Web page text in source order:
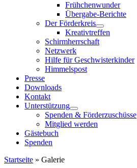
Frühchenwunder
Übergabe-Berichte
Der Förderkreis
Kreativtreffen
Schirmherrschaft
Netzwerk
Hilfe für Geschwisterkinder
Himmelspost
Presse
Downloads
Kontakt
Unterstützung
Spenden & Förderzuschüsse
Mitglied werden
Gästebuch
Spenden
Startseite » Galerie